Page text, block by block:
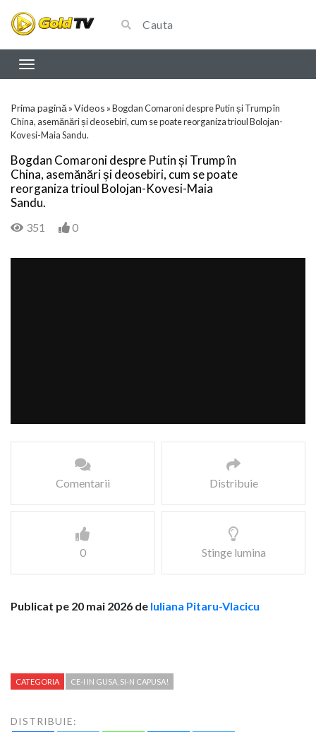
Prima pagină »Videos »Bogdan Comaroni despre Putin și Trump în
China, asemănări și deosebiri, cum se poate reorganiza trioul Bolojan-
Kovesi-Maia Sandu.
Bogdan Comaroni despre Putin și Trump în
China, asemănări și deosebiri, cum se poate
reorganiza trioul Bolojan-Kovesi-Maia
Sandu.
351 0
Comentarii Distribuie
0 Stinge lumina
Publicat pe 20 mai 2026 de Iuliana Pitaru-Vlacicu
CATEGORIA CE-I IN GUSA, SI-N CAPUSA!
DISTRIBUIE: